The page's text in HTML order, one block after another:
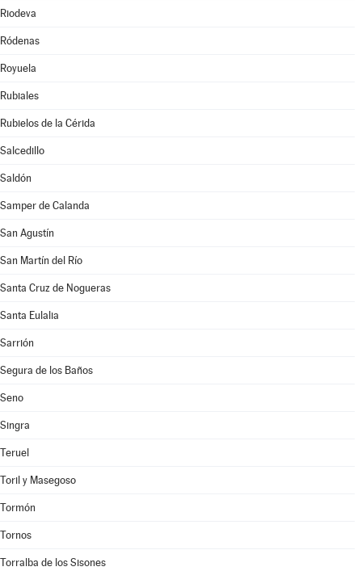
Riodeva
Ródenas
Royuela
Rubiales
Rubielos de la Cérida
Salcedillo
Saldón
Samper de Calanda
San Agustín
San Martín del Río
Santa Cruz de Nogueras
Santa Eulalia
Sarrión
Segura de los Baños
Seno
Singra
Teruel
Toril y Masegoso
Tormón
Tornos
Torralba de los Sisones